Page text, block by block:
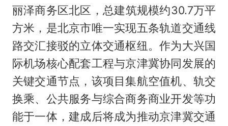
丽泽商务区北区，总建筑规模约30.7万平
方米，是北京市唯一实现五条轨道交通线
路交汇接驳的立体交通枢纽。作为大兴国
际机场核心配套工程与京津冀协同发展的
关键交通节点，该项目集航空值机、轨交
换乘、公共服务与综合商务商业开发等功
能于一体，建成后将成为推动京津冀交通